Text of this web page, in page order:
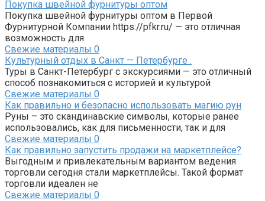
Покупка швейной фурнитуры оптом
Покупка швейной фурнитуры оптом в Первой
Фурнитурной Компании https://pfkr.ru/ — это отличная
возможность для
Свежие материалы 0
Культурный отдых в Санкт — Петербурге .
Туры в Санкт-Петербург с экскурсиями — это отличный
способ познакомиться с историей и культурой
Свежие материалы 0
Как правильно и безопасно использовать магию рун
Руны – это скандинавские символы, которые ранее
использовались, как для письменности, так и для
Свежие материалы 0
Как правильно запустить продажи на маркетплейсе?
Выгодным и привлекательным вариантом ведения
торговли сегодня стали маркетплейсы. Такой формат
торговли идеален не
Свежие материалы 0